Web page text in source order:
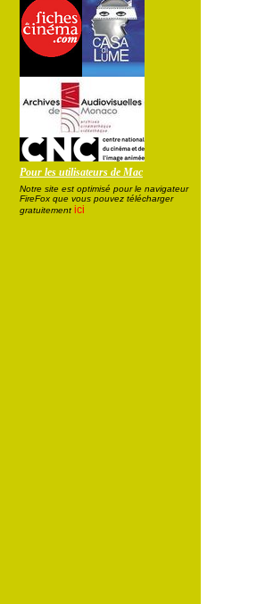
Pour les utilisateurs de Mac
Notre site est optimisé pour le navigateur
FireFox que vous pouvez télécharger
gratuitement ici